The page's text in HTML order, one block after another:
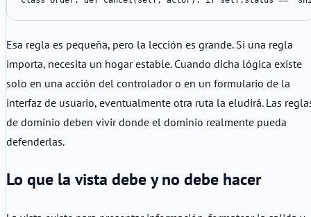
Esa regla es pequeña, pero la lección es grande. Si una regla
importa, necesita un hogar estable. Cuando dicha lógica existe
solo en una acción del controlador o en un formulario de la
interfaz de usuario, eventualmente otra ruta la eludirá. Las
de dominio deben vivir donde el dominio realmente pueda
defenderlas.
Lo que la vista debe y no debe hacer